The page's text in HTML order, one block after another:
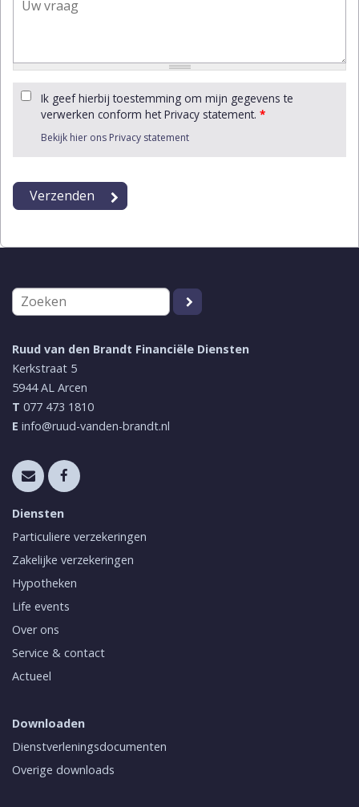
Ik geef hierbij toestemming om mijn gegevens te
verwerken conform het Privacy statement. *
Bekijk hier ons Privacy statement
Ruud van den Brandt Financiële Diensten
Kerkstraat 5
5944 AL Arcen
T 077 473 1810
E info@ruud-vanden-brandt.nl
Diensten
Particuliere verzekeringen
Zakelijke verzekeringen
Hypotheken
Life events
Over ons
Service & contact
Actueel
Downloaden
Dienstverleningsdocumenten
Overige downloads